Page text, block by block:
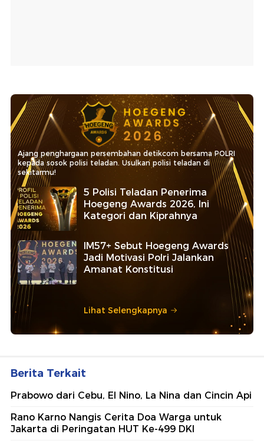
Ajang penghargaan persembahan detikcom bersama POLRI
kepada sosok polisi teladan. Usulkan polisi teladan di
sekitarmu!
5 Polisi Teladan Penerima
Hoegeng Awards 2026, Ini
Kategori dan Kiprahnya
IM57+ Sebut Hoegeng Awards
Jadi Motivasi Polri Jalankan
Amanat Konstitusi
Lihat Selengkapnya
Berita Terkait
Prabowo dari Cebu, El Nino, La Nina dan Cincin Api
Rano Karno Nangis Cerita Doa Warga untuk
Jakarta di Peringatan HUT Ke-499 DKI